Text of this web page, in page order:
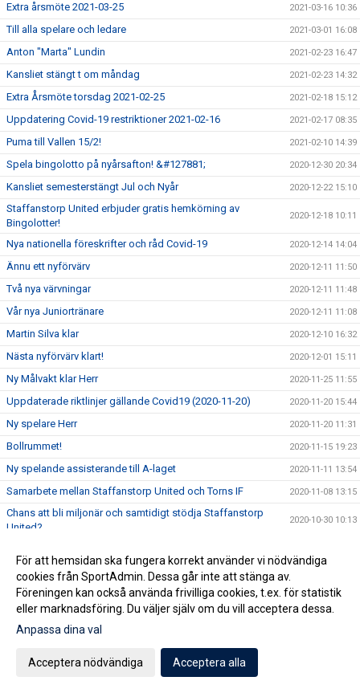
Extra årsmöte 2021-03-25 2021-03-16 10:36
Till alla spelare och ledare 2021-03-01 16:08
Anton "Marta" Lundin 2021-02-23 16:47
Kansliet stängt t om måndag 2021-02-23 14:32
Extra Årsmöte torsdag 2021-02-25 2021-02-18 15:12
Uppdatering Covid-19 restriktioner 2021-02-16 2021-02-17 08:35
Puma till Vallen 15/2! 2021-02-10 14:39
Spela bingolotto på nyårsafton! &#127881; 2020-12-30 20:34
Kansliet semesterstängt Jul och Nyår 2020-12-22 15:10
Staffanstorp United erbjuder gratis hemkörning av
Bingolotter!
2020-12-18 10:11
Nya nationella föreskrifter och råd Covid-19 2020-12-14 14:04
Ännu ett nyförvärv 2020-12-11 11:50
Två nya värvningar 2020-12-11 11:48
Vår nya Juniortränare 2020-12-11 11:08
Martin Silva klar 2020-12-10 16:32
Nästa nyförvärv klart! 2020-12-01 15:11
Ny Målvakt klar Herr 2020-11-25 11:55
Uppdaterade riktlinjer gällande Covid19 (2020-11-20) 2020-11-20 15:44
Ny spelare Herr 2020-11-20 11:31
Bollrummet! 2020-11-15 19:23
Ny spelande assisterande till A-laget 2020-11-11 13:54
Samarbete mellan Staffanstorp United och Torns IF 2020-11-08 13:15
Chans att bli miljonär och samtidigt stödja Staffanstorp
United?
2020-10-30 10:13
Uppdaterade riktlinjer gällande Covid19 (2020-10-28)
Kansliet håller höstlov 2020-10-27 10:46
Erbjudande från Sportringen 2020-10-26 11:53
Pågacupen 24-25 okt inställd!
Kansliet nästa vecka
För att hemsidan ska fungera korrekt använder vi nödvändiga
cookies från SportAdmin. Dessa går inte att stänga av.
Föreningen kan också använda frivilliga cookies, t.ex. för statistik
eller marknadsföring. Du väljer själv om du vill acceptera dessa.
Anpassa dina val
Acceptera nödvändiga Acceptera alla